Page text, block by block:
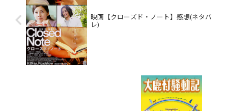
映画【クローズド・ノート】感想(ネタバ
レ)